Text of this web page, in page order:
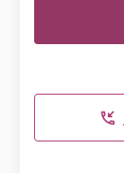
phone_callback